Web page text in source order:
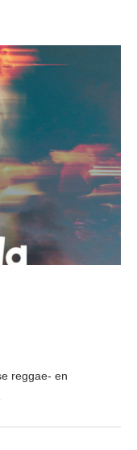
reggae- en